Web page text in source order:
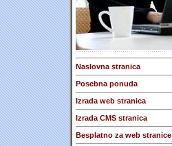
Naslovna stranica
Posebna ponuda
Izrada web stranica
Izrada CMS stranica
Besplatno za web stranice